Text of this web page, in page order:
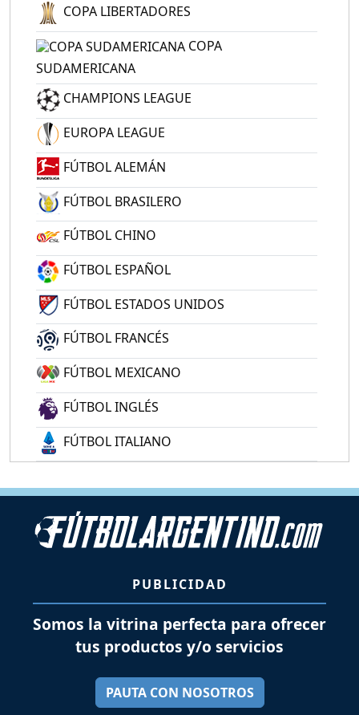
COPA LIBERTADORES
COPA
SUDAMERICANA
CHAMPIONS LEAGUE
EUROPA LEAGUE
FÚTBOL ALEMÁN
FÚTBOL BRASILERO
FÚTBOL CHINO
FÚTBOL ESPAÑOL
FÚTBOL ESTADOS UNIDOS
FÚTBOL FRANCÉS
FÚTBOL MEXICANO
FÚTBOL INGLÉS
FÚTBOL ITALIANO
PUBLICIDAD
Somos la vitrina perfecta para ofrecer
tus productos y/o servicios
PAUTA CON NOSOTROS